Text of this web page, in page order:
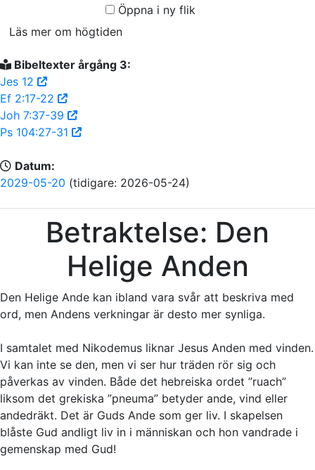
Öppna i ny flik
Läs mer om högtiden
Bibeltexter årgång 3:
Jes 12
Ef 2:17-22
Joh 7:37-39
Ps 104:27-31
Datum:
2029-05-20 (tidigare: 2026-05-24)
Betraktelse: Den
Helige Anden
Den Helige Ande kan ibland vara svår att beskriva med
ord, men Andens verkningar är desto mer synliga.
I samtalet med Nikodemus liknar Jesus Anden med vinden.
Vi kan inte se den, men vi ser hur träden rör sig och
påverkas av vinden. Både det hebreiska ordet ”ruach”
liksom det grekiska ”pneuma” betyder ande, vind eller
andedräkt. Det är Guds Ande som ger liv. I skapelsen
blåste Gud andligt liv in i människan och hon vandrade i
gemenskap med Gud!